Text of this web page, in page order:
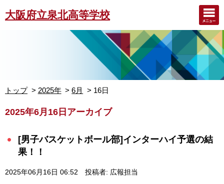
大阪府立泉北高等学校
トップ 2025年 6月 16日
2025年6月16日アーカイブ
[男子バスケットボール部]インターハイ予選の結
果！！
2025年06月16日 06:52 投稿者: 広報担当